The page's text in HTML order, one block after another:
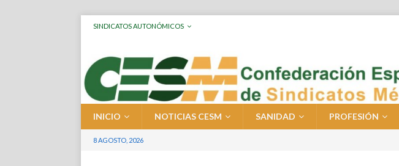
SINDICATOS AUTONÓMICOS
INICIO NOTICIAS CESM SANIDAD PROFESIÓN
8 AGOSTO, 2026